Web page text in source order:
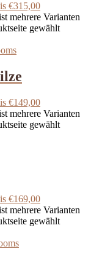
€315,00
mehrere Varianten
gewählt
€149,00
mehrere Varianten
gewählt
€169,00
mehrere Varianten
gewählt